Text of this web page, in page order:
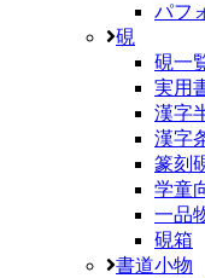
パフ
硯
硯一
実用
漢字
漢字
篆刻
学童
一品
硯箱
書道小物